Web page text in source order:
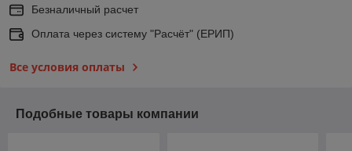
Безналичный расчет
Оплата через систему "Расчёт" (ЕРИП)
Все условия оплаты
Подобные товары компании